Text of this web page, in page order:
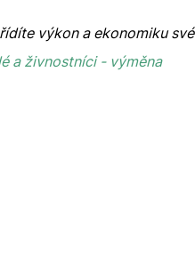
výkon a ekonomiku své
a živnostníci - výměna